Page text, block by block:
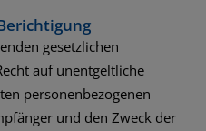
gesetzlichen
auf unentgeltliche
personenbezogenen
und den Zweck der